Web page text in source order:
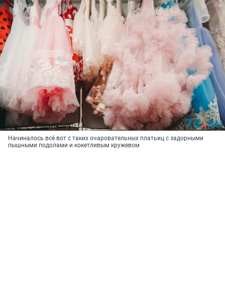
Начиналось всё вот с таких очаровательных платьиц с задорными
пышными подолами и кокетливым кружевом